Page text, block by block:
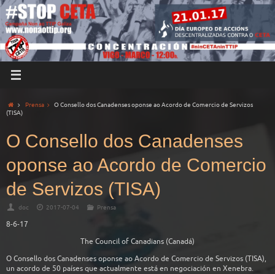
Prensa
O Consello dos Canadenses oponse ao Acordo de Comercio de Servizos
(TISA)
O Consello dos Canadenses
oponse ao Acordo de Comercio
de Servizos (TISA)
doc 2017-07-04 Prensa
8-6-17
The Council of Canadians (Canadá)
O Consello dos Canadenses oponse ao Acordo de Comercio de Servizos (TISA),
un acordo de 50 países que actualmente está en negociación en Xenebra.